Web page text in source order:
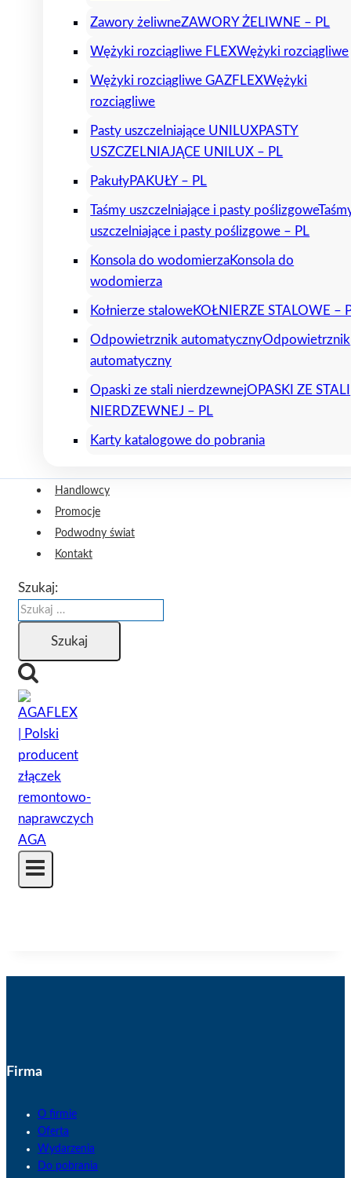
Zawory żeliwneZAWORY ŻELIWNE – PL
Wężyki rozciągliwe FLEXWężyki rozciągliwe
Wężyki rozciągliwe GAZFLEXWężyki
rozciągliwe
Pasty uszczelniające UNILUX PASTY
USZCZELNIAJĄCE UNILUX – PL
PakułyPAKUŁY – PL
Taśmy uszczelniające i pasty poślizgowe
uszczelniające i pasty poślizgowe – PL
Konsola do wodomierzaKonsola do
wodomierza
Kołnierze staloweKOŁNIERZE STALOWE –
Odpowietrznik automatycznyOdpowietrznik
automatyczny
Opaski ze stali nierdzewnejOPASKI ZE STALI
NIERDZEWNEJ – PL
Karty katalogowe do pobrania
Handlowcy
Promocje
Podwodny świat
Kontakt
Szukaj:
Firma
O firmie
Oferta
Wydarzenia
Do pobrania